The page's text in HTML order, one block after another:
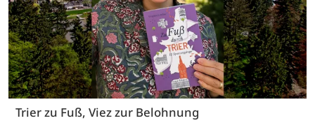
Trier zu Fuß, Viez zur Belohnung